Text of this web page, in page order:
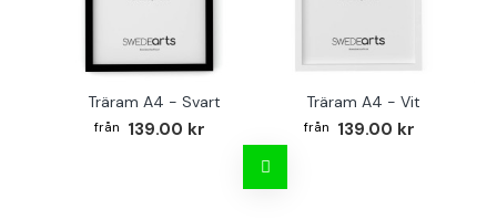
Träram A4 - Svart
139.00 kr
Träram A4 - Vit
139.00 kr